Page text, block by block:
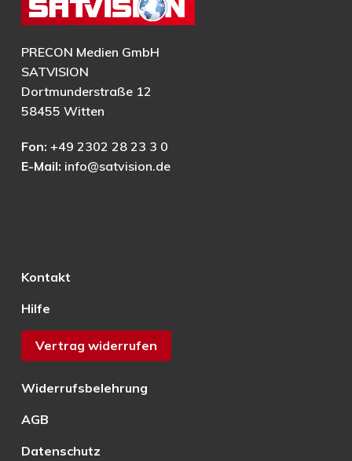
PRECON Medien GmbH
SATVISION
Dortmunderstraße 12
58455 Witten
Fon: +49 2302 28 23 3 0
E-Mail: info@satvision.de
Kontakt
Hilfe
Vertrag widerrufen
Widerrufsbelehrung
AGB
Datenschutz